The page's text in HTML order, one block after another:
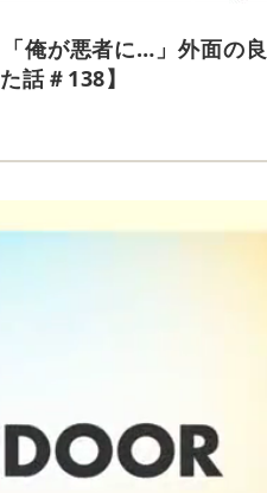
俺が悪者に…」外面の
話＃138】